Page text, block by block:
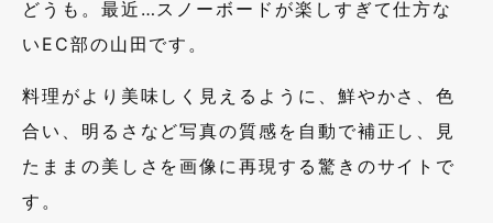
どうも。最近…スノーボードが楽しすぎて仕方な
いEC部の山田です。
料理がより美味しく見えるように、鮮やかさ、色
合い、明るさなど写真の質感を自動で補正し、見
たままの美しさを画像に再現する驚きのサイトで
す。